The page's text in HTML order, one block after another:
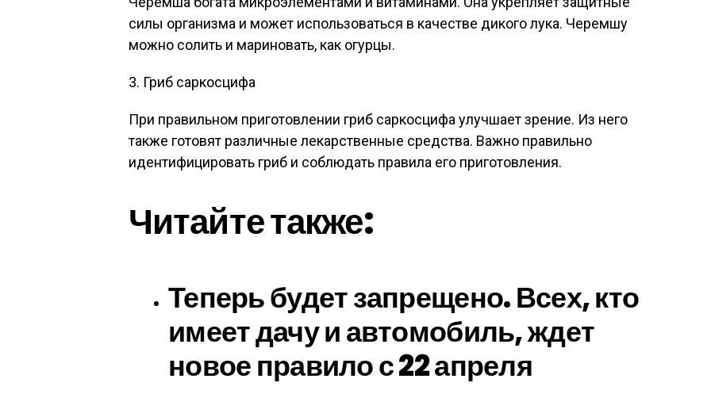
силы организма и может использоваться в качестве дикого лука. Черемшу
можно солить и мариновать, как огурцы.
3. Гриб саркосцифа
При правильном приготовлении гриб саркосцифа улучшает зрение. Из него
также готовят различные лекарственные средства. Важно правильно
идентифицировать гриб и соблюдать правила его приготовления.
Читайте также:
Теперь будет запрещено. Всех, кто
имеет дачу и автомобиль, ждет
новое правило с 22 апреля